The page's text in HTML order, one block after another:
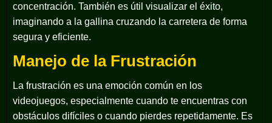
concentración. También es útil visualizar el éxito,
imaginando a la gallina cruzando la carretera de forma
segura y eficiente.
Manejo de la Frustración
La frustración es una emoción común en los
videojuegos, especialmente cuando te encuentras con
obstáculos difíciles o cuando pierdes repetidamente. Es